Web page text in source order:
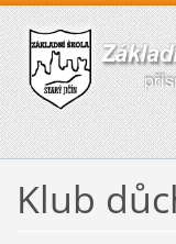
Klub